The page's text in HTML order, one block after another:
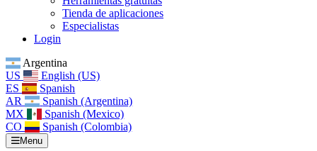
Tienda de aplicaciones
Especialistas
Login
Argentina
US
English (US)
ES
Spanish
AR
Spanish (Argentina)
MX
Spanish (Mexico)
CO
Spanish (Colombia)
Menu